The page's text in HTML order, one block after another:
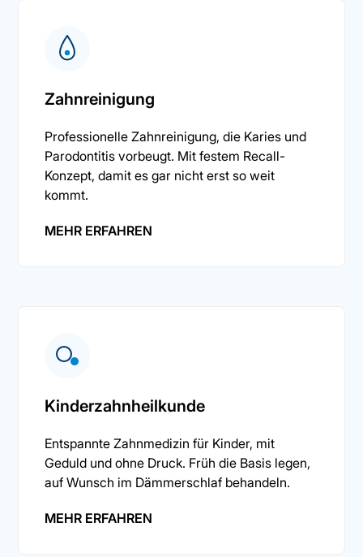
Zahnreinigung
Professionelle Zahnreinigung, die Karies und
Parodontitis vorbeugt. Mit festem Recall-
Konzept, damit es gar nicht erst so weit
kommt.
MEHR ERFAHREN
Kinderzahnheilkunde
Entspannte Zahnmedizin für Kinder, mit
Geduld und ohne Druck. Früh die Basis legen,
auf Wunsch im Dämmerschlaf behandeln.
MEHR ERFAHREN